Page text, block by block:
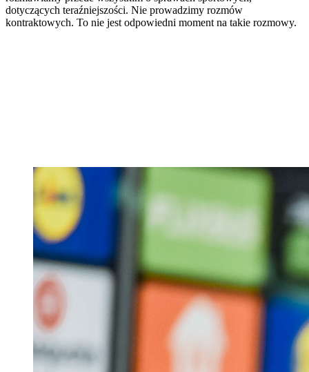
dotyczących teraźniejszości. Nie prowadzimy rozmów
kontraktowych. To nie jest odpowiedni moment na takie rozmowy.